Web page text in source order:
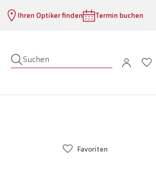
Ihren Optiker finden Termin buchen
Suchen
Favoriten